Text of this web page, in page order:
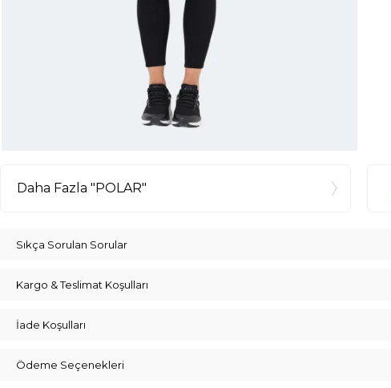
Daha Fazla "POLAR"
Sıkça Sorulan Sorular
Kargo & Teslimat Koşulları
İade Koşulları
Ödeme Seçenekleri